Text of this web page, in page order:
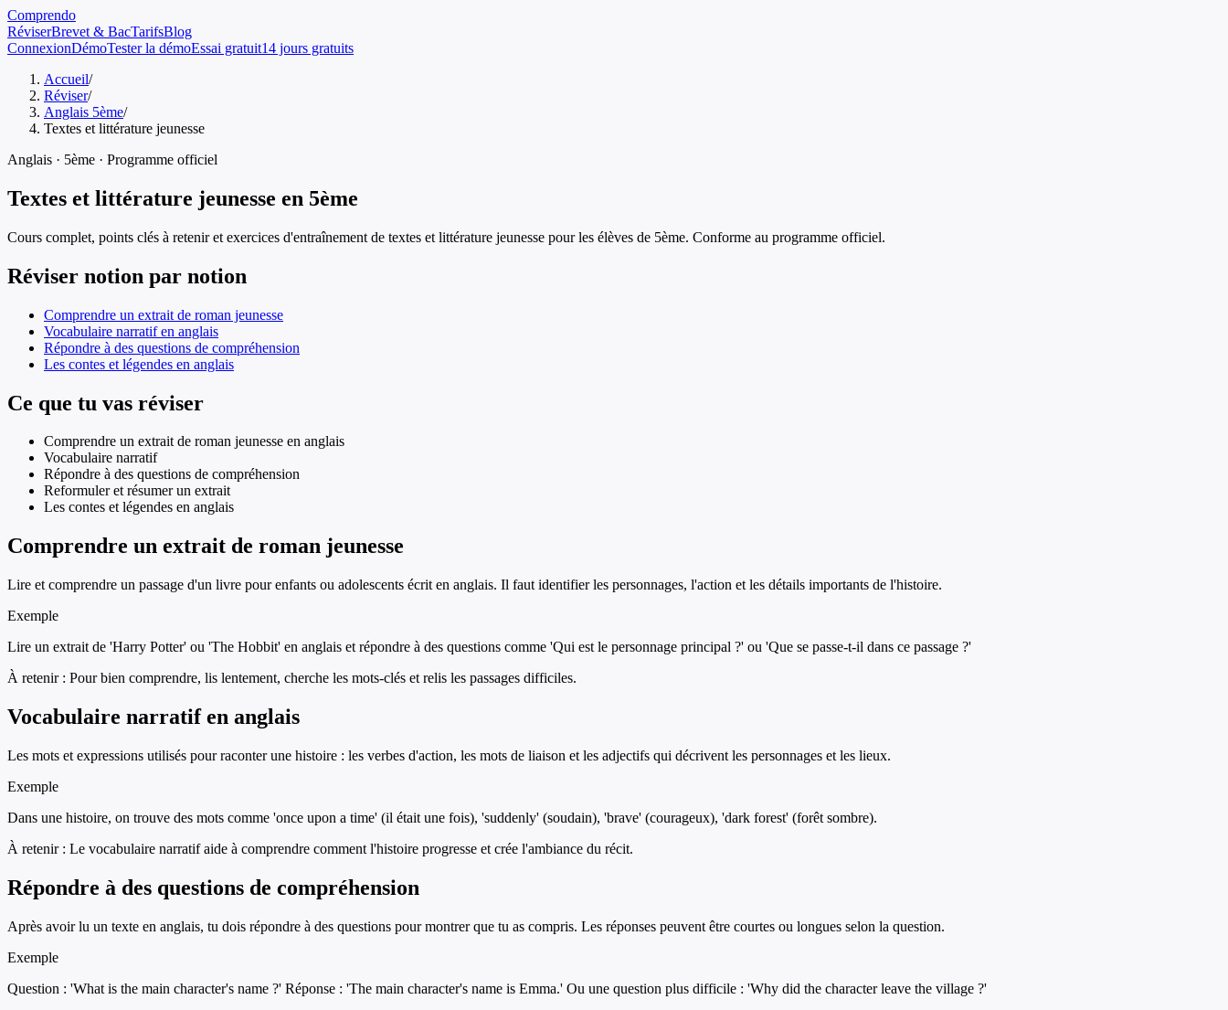
Comprendo
RéviserBrevet & BacTarifsBlog
ConnexionDémoTester la démoEssai gratuit14 jours gratuits
Accueil/
Réviser/
Anglais 5ème/
Textes et littérature jeunesse
Anglais · 5ème · Programme officiel
Textes et littérature jeunesse en 5ème
Cours complet, points clés à retenir et exercices d'entraînement de textes et littérature jeunesse pour les élèves de 5ème. Conforme au programme officiel.
Réviser notion par notion
Comprendre un extrait de roman jeunesse
Vocabulaire narratif en anglais
Répondre à des questions de compréhension
Les contes et légendes en anglais
Ce que tu vas réviser
Comprendre un extrait de roman jeunesse en anglais
Vocabulaire narratif
Répondre à des questions de compréhension
Reformuler et résumer un extrait
Les contes et légendes en anglais
Comprendre un extrait de roman jeunesse
Lire et comprendre un passage d'un livre pour enfants ou adolescents écrit en anglais. Il faut identifier les personnages, l'action et les détails importants de l'histoire.
Exemple
Lire un extrait de 'Harry Potter' ou 'The Hobbit' en anglais et répondre à des questions comme 'Qui est le personnage principal ?' ou 'Que se passe-t-il dans ce passage ?'
À retenir : Pour bien comprendre, lis lentement, cherche les mots-clés et relis les passages difficiles.
Vocabulaire narratif en anglais
Les mots et expressions utilisés pour raconter une histoire : les verbes d'action, les mots de liaison et les adjectifs qui décrivent les personnages et les lieux.
Exemple
Dans une histoire, on trouve des mots comme 'once upon a time' (il était une fois), 'suddenly' (soudain), 'brave' (courageux), 'dark forest' (forêt sombre).
À retenir : Le vocabulaire narratif aide à comprendre comment l'histoire progresse et crée l'ambiance du récit.
Répondre à des questions de compréhension
Après avoir lu un texte en anglais, tu dois répondre à des questions pour montrer que tu as compris. Les réponses peuvent être courtes ou longues selon la question.
Exemple
Question : 'What is the main character's name ?' Réponse : 'The main character's name is Emma.' Ou une question plus difficile : 'Why did the character leave the village ?'